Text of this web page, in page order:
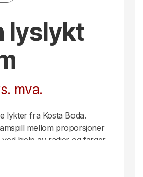
lyslykt
mva.
lykter fra Kosta Boda.
mellom proporsjoner
hjelp av radier og farger
fascinerende natur.
for å skinne enda sterkere